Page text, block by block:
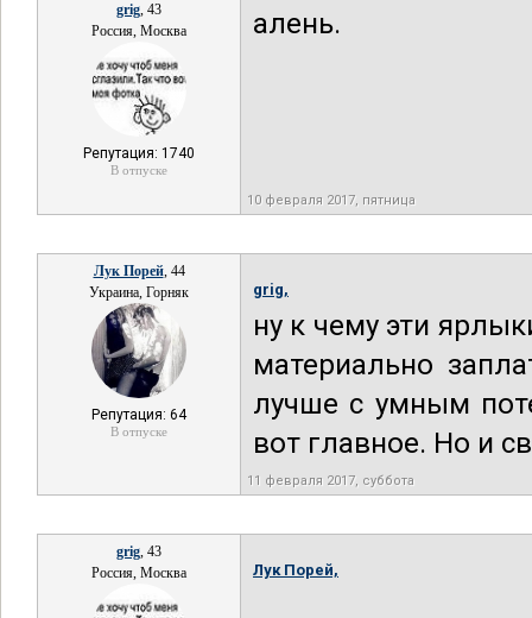
grig, 43
Россия, Москва
Репутация: 1740
В отпуске
алень.
10 февраля 2017, пятница
Лук Порей, 44
Украина, Горняк
Репутация: 64
В отпуске
grig,
ну к чему эти
материально
лучше с умным
вот главное. Но и
11 февраля 2017, суббота
grig, 43
Россия, Москва
Лук Порей,